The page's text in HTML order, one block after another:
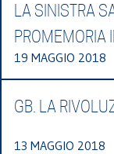
LA SINISTRA
PROMEMORIA
19 MAGGIO 2018
GB. LA
13 MAGGIO 2018